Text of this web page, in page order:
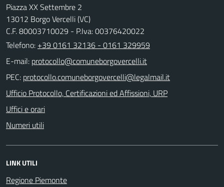
Piazza XX Settembre 2
13012 Borgo Vercelli (VC)
C.F. 80003710029 - P.Iva: 00376420022
Telefono: +39 0161 32136 - 0161 329959
E-mail:
PEC:
Ufficio Protocollo, Certificazioni ed Affissioni, URP
Uffici e orari
Numeri utili
LINK UTILI
Regione Piemonte